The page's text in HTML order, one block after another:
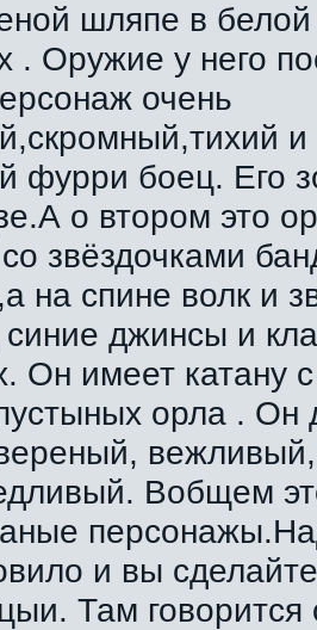
шляпе в
. Оружие у него
очень
и
фурри боец. Его
о втором это
звёздочками
на спине волк и
синие джинсы и
Он имеет катану
орла . Он
Вобщем
и вы
Там говорится